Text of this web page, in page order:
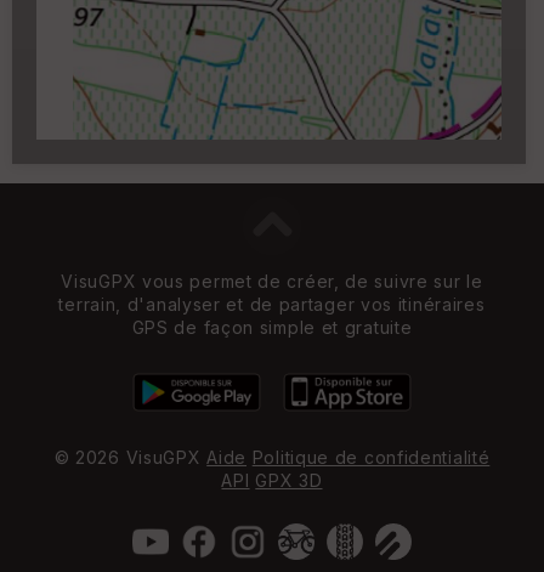
zoom 14)
VisuGPX vous permet de créer, de suivre sur le
terrain, d'analyser et de partager vos itinéraires
GPS de façon simple et gratuite
© 2026 VisuGPX Aide Politique de confidentialité
API GPX 3D